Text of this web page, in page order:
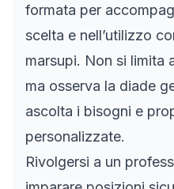
formata per
scelta e nell’utilizzo
marsupi. Non si limita
ma osserva la diade
ascolta i bisogni e
personalizzate.
Rivolgersi a un